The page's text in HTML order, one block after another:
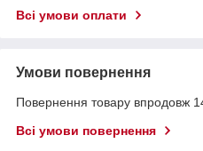
Всі умови оплати
Умови повернення
Повернення товару впродовж
Всі умови повернення